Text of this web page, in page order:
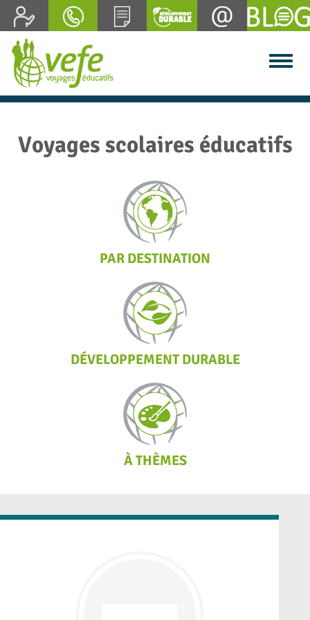
Voyages scolaires éducatifs
PAR DESTINATION
DÉVELOPPEMENT DURABLE
À THÈMES